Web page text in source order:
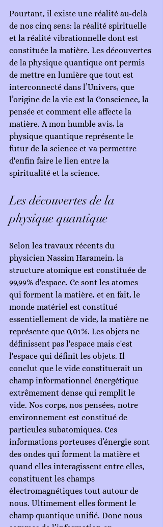
Pourtant, il existe une réalité au-delà
de nos cinq sens: la réalité spirituelle
et la réalité vibrationnelle dont est
constituée la matière. Les découvertes
de la physique quantique ont permis
de mettre en lumière que tout est
interconnecté dans l’Univers, que
l’origine de la vie est la Conscience, la
pensée et comment elle affecte la
matière. A mon humble avis, la
physique quantique représente le
futur de la science et va permettre
d'enfin faire le lien entre la
spiritualité et la science.
Les découvertes de la
physique quantique
Selon les travaux récents du
physicien Nassim Haramein, la
structure atomique est constituée de
99,99% d'espace. Ce sont les atomes
qui forment la matière, et en fait, le
monde matériel est constitué
essentiellement de vide, la matière ne
représente que 0,01%. Les objets ne
définissent pas l'espace mais c'est
l'espace qui définit les objets. Il
conclut que le vide constituerait un
champ informationnel énergétique
extrêmement dense qui remplit le
vide. Nos corps, nos pensées, notre
environnement est constitué de
particules subatomiques. Ces
informations porteuses d’énergie sont
des ondes qui forment la matière et
quand elles interagissent entre elles,
constituent les champs
électromagnétiques tout autour de
nous. Ultimement elles forment le
champ quantique unifié. Donc nous